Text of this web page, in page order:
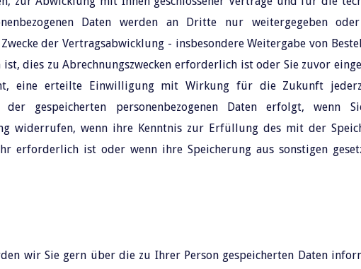
Daten werden an Dritte nur weitergegeben
der Vertragsabwicklung - insbesondere Weitergabe von
dies zu Abrechnungszwecken erforderlich ist oder Sie zuvor
eine erteilte Einwilligung mit Wirkung für die Zukunft
gespeicherten personenbezogenen Daten erfolgt, wenn
widerrufen, wenn ihre Kenntnis zur Erfüllung des mit der
erforderlich ist oder wenn ihre Speicherung aus sonstigen
wir Sie gern über die zu Ihrer Person gespeicherten Daten